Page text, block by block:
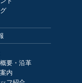
概要・沿革
内